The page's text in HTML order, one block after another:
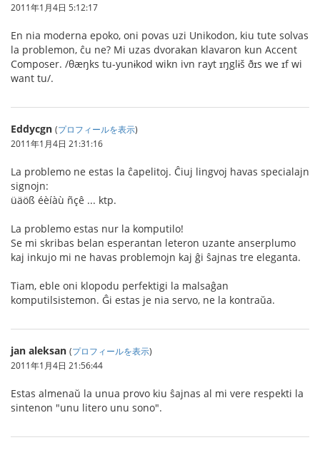
2011年1月4日 5:12:17
En nia moderna epoko, oni povas uzi Unikodon, kiu tute solvas
la problemon, ĉu ne? Mi uzas dvorakan klavaron kun Accent
Composer. /θæŋks tu-yunɨkod wikn ivn rayt ɪŋglɨš ðɪs we ɪf wi
want tu/.
Eddycgn (プロフィールを表示)
2011年1月4日 21:31:16
La problemo ne estas la ĉapelitoj. Ĉiuj lingvoj havas specialajn
signojn:
üäöß éèíàù ñçê ... ktp.
La problemo estas nur la komputilo!
Se mi skribas belan esperantan leteron uzante anserplumo
kaj inkujo mi ne havas problemojn kaj ĝi ŝajnas tre eleganta.
Tiam, eble oni klopodu perfektigi la malsaĝan
komputilsistemon. Ĝi estas je nia servo, ne la kontraŭa.
jan aleksan (プロフィールを表示)
2011年1月4日 21:56:44
Estas almenaŭ la unua provo kiu ŝajnas al mi vere respekti la
sintenon "unu litero unu sono".